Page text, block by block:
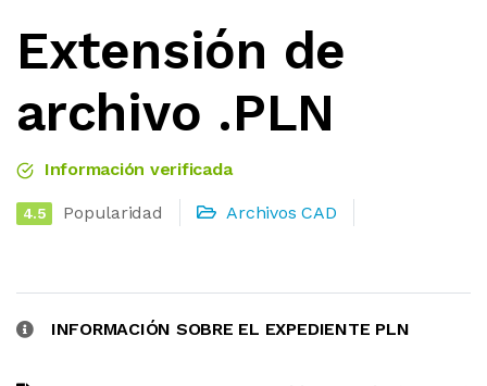
Extensión de
archivo .PLN
Información verificada
4.5 Popularidad Archivos CAD
INFORMACIÓN SOBRE EL EXPEDIENTE PLN